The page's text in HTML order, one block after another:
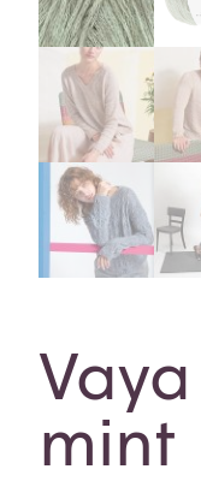
mint